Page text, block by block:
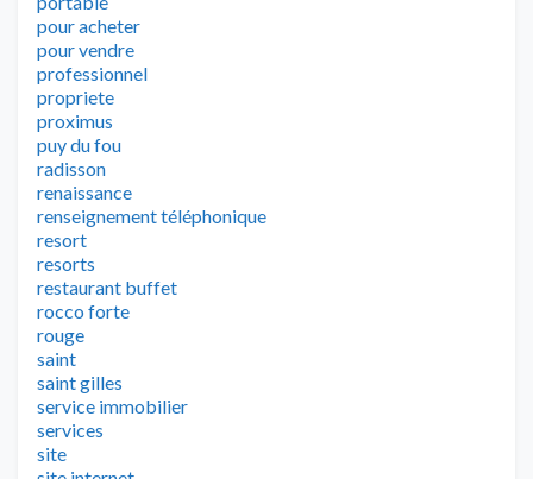
pour acheter
pour vendre
professionnel
propriete
proximus
puy du fou
radisson
renaissance
renseignement téléphonique
resort
resorts
restaurant buffet
rocco forte
rouge
saint
saint gilles
service immobilier
services
site